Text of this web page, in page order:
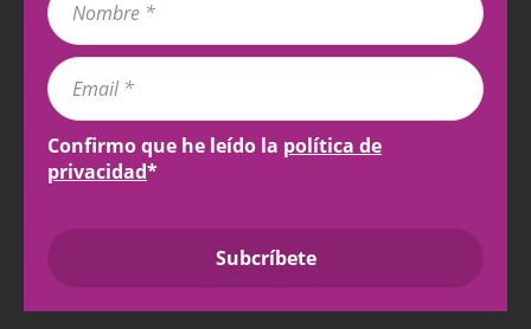
Confirmo que he leído la política de
privacidad*